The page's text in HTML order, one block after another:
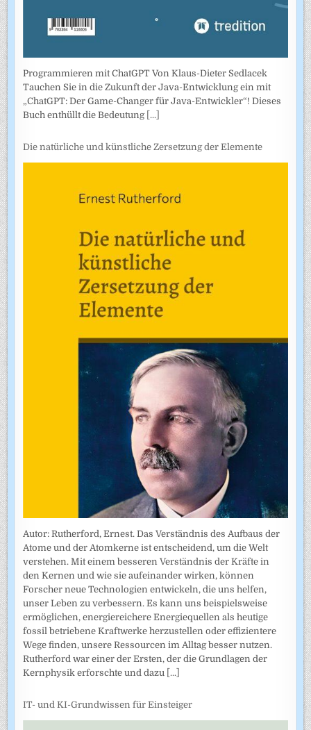
Programmieren mit ChatGPT Von Klaus-Dieter Sedlacek
Tauchen Sie in die Zukunft der Java-Entwicklung ein mit
„ChatGPT: Der Game-Changer für Java-Entwickler“! Dieses
Buch enthüllt die Bedeutung [...]
Die natürliche und künstliche Zersetzung der Elemente
Autor: Rutherford, Ernest. Das Verständnis des Aufbaus der
Atome und der Atomkerne ist entscheidend, um die Welt
verstehen. Mit einem besseren Verständnis der Kräfte in
den Kernen und wie sie aufeinander wirken, können
Forscher neue Technologien entwickeln, die uns helfen,
unser Leben zu verbessern. Es kann uns beispielsweise
ermöglichen, energiereichere Energiequellen als heutige
fossil betriebene Kraftwerke herzustellen oder effizientere
Wege finden, unsere Ressourcen im Alltag besser nutzen.
Rutherford war einer der Ersten, der die Grundlagen der
Kernphysik erforschte und dazu [...]
IT- und KI-Grundwissen für Einsteiger